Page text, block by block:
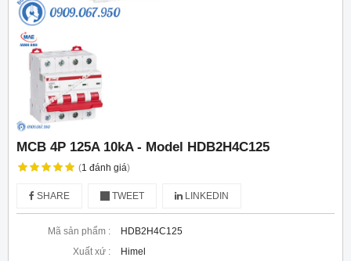
MCB 4P 125A 10kA - Model HDB2H4C125
(1 đánh giá)
SHARE TWEET LINKEDIN
Mã sản phẩm :
HDB2H4C125
Xuất xứ :
Himel